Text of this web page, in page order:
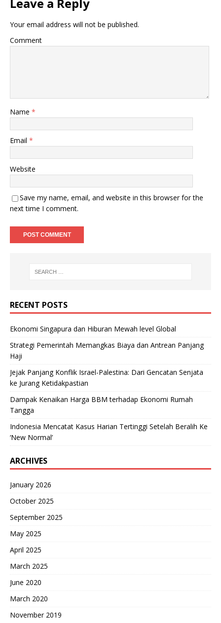
Leave a Reply
Your email address will not be published.
Comment
Name *
Email *
Website
Save my name, email, and website in this browser for the
next time I comment.
RECENT POSTS
Ekonomi Singapura dan Hiburan Mewah level Global
Strategi Pemerintah Memangkas Biaya dan Antrean Panjang
Haji
Jejak Panjang Konflik Israel-Palestina: Dari Gencatan Senjata
ke Jurang Ketidakpastian
Dampak Kenaikan Harga BBM terhadap Ekonomi Rumah
Tangga
Indonesia Mencatat Kasus Harian Tertinggi Setelah Beralih Ke
‘New Normal’
ARCHIVES
January 2026
October 2025
September 2025
May 2025
April 2025
March 2025
June 2020
March 2020
November 2019